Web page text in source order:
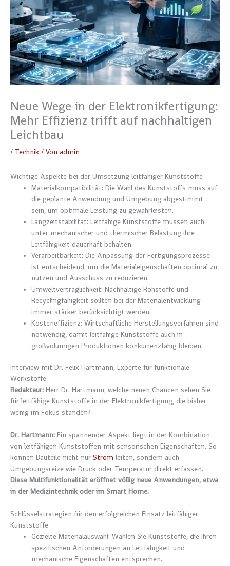
Neue Wege in der Elektronikfertigung:
Mehr Effizienz trifft auf nachhaltigen
Leichtbau
/ Technik / Von admin
Wichtige Aspekte bei der Umsetzung leitfähiger Kunststoffe
Materialkompatibilität: Die Wahl des Kunststoffs muss auf
die geplante Anwendung und Umgebung abgestimmt
sein, um optimale Leistung zu gewährleisten.
Langzeitstabilität: Leitfähige Kunststoffe müssen auch
unter mechanischer und thermischer Belastung ihre
Leitfähigkeit dauerhaft behalten.
Verarbeitbarkeit: Die Anpassung der Fertigungsprozesse
ist entscheidend, um die Materialeigenschaften optimal zu
nutzen und Ausschuss zu reduzieren.
Umweltverträglichkeit: Nachhaltige Rohstoffe und
Recyclingfähigkeit sollten bei der Materialentwicklung
immer stärker berücksichtigt werden.
Kosteneffizienz: Wirtschaftliche Herstellungsverfahren sind
notwendig, damit leitfähige Kunststoffe auch in
großvolumigen Produktionen konkurrenzfähig bleiben.
Interview mit Dr. Felix Hartmann, Experte für funktionale
Werkstoffe
Redakteur: Herr Dr. Hartmann, welche neuen Chancen sehen Sie
für leitfähige Kunststoffe in der Elektronikfertigung, die bisher
wenig im Fokus standen?
Dr. Hartmann: Ein spannender Aspekt liegt in der Kombination
von leitfähigen Kunststoffen mit sensorischen Eigenschaften. So
können Bauteile nicht nur Strom leiten, sondern auch
Umgebungsreize wie Druck oder Temperatur direkt erfassen.
Diese Multifunktionalität eröffnet völlig neue Anwendungen, etwa
in der Medizintechnik oder im Smart Home.
Schlüsselstrategien für den erfolgreichen Einsatz leitfähiger
Kunststoffe
Gezielte Materialauswahl: Wählen Sie Kunststoffe, die Ihren
spezifischen Anforderungen an Leitfähigkeit und
mechanische Eigenschaften entsprechen.